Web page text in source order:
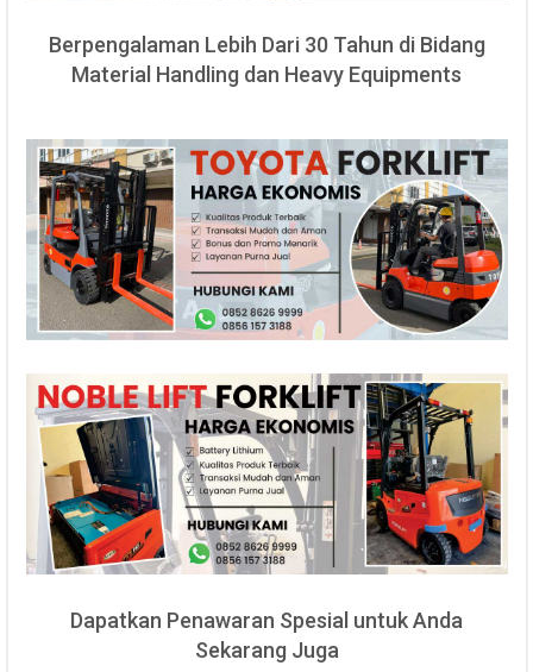
Berpengalaman Lebih Dari 30 Tahun di Bidang
Material Handling dan Heavy Equipments
Dapatkan Penawaran Spesial untuk Anda
Sekarang Juga